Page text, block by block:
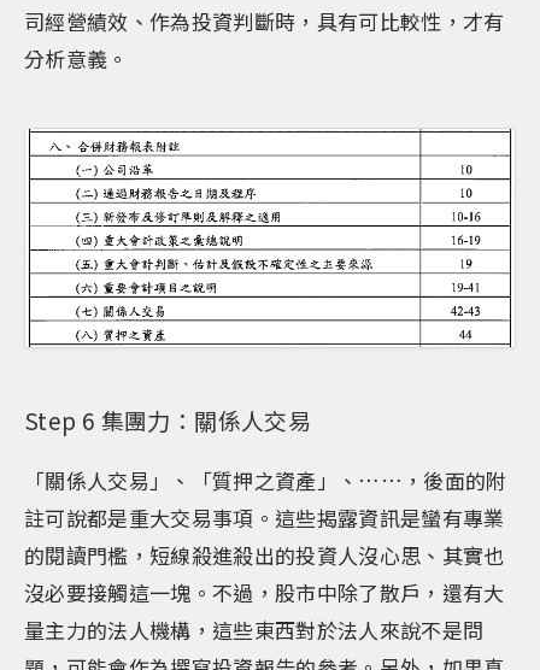
司經營績效、作為投資判斷時，具有可比較性，才有
分析意義。
Step 6 集團力：關係人交易
「關係人交易」、「質押之資產」、……，後面的附
註可說都是重大交易事項。這些揭露資訊是蠻有專業
的閱讀門檻，短線殺進殺出的投資人沒心思、其實也
沒必要接觸這一塊。不過，股市中除了散戶，還有大
量主力的法人機構，這些東西對於法人來說不是問